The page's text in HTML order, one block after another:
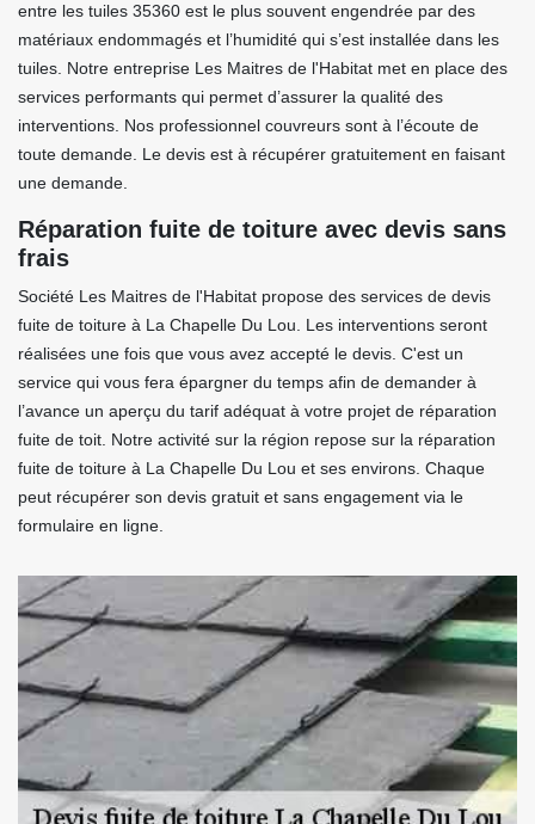
entre les tuiles 35360 est le plus souvent engendrée par des
matériaux endommagés et l’humidité qui s’est installée dans les
tuiles. Notre entreprise Les Maitres de l'Habitat met en place des
services performants qui permet d’assurer la qualité des
interventions. Nos professionnel couvreurs sont à l’écoute de
toute demande. Le devis est à récupérer gratuitement en faisant
une demande.
Réparation fuite de toiture avec devis sans
frais
Société Les Maitres de l'Habitat propose des services de devis
fuite de toiture à La Chapelle Du Lou. Les interventions seront
réalisées une fois que vous avez accepté le devis. C'est un
service qui vous fera épargner du temps afin de demander à
l’avance un aperçu du tarif adéquat à votre projet de réparation
fuite de toit. Notre activité sur la région repose sur la réparation
fuite de toiture à La Chapelle Du Lou et ses environs. Chaque
peut récupérer son devis gratuit et sans engagement via le
formulaire en ligne.